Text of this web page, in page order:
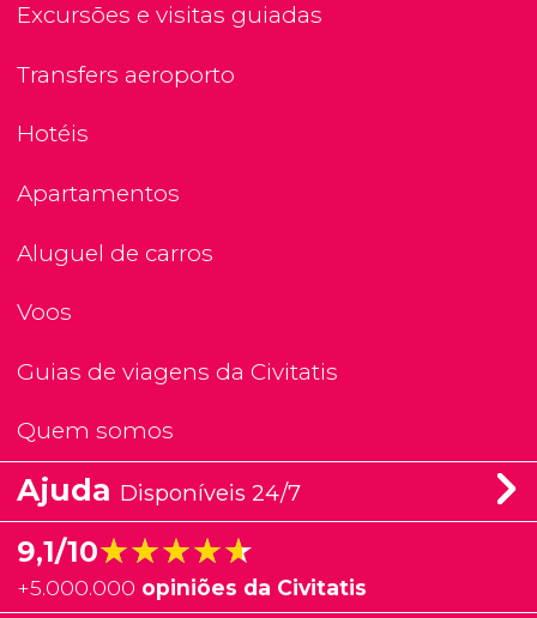
Excursões e visitas guiadas
Transfers aeroporto
Hotéis
Apartamentos
Aluguel de carros
Voos
Guias de viagens da Civitatis
Quem somos
Ajuda Disponíveis 24/7
9,1/10★★★★★
★★★★★
+5.000.000 opiniões da Civitatis